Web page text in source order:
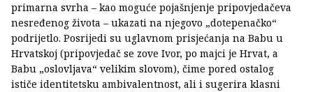
primarna svrha – kao moguće pojašnjenje pripovjedačeva
nesređenog života – ukazati na njegovo „dotepenačko“
podrijetlo. Posrijedi su uglavnom prisjećanja na Babu u
Hrvatskoj (pripovjedač se zove Ivor, po majci je Hrvat, a
Babu „oslovljava“ velikim slovom), čime pored ostalog
ističe identitetsku ambivalentnost, ali i sugerira klasni